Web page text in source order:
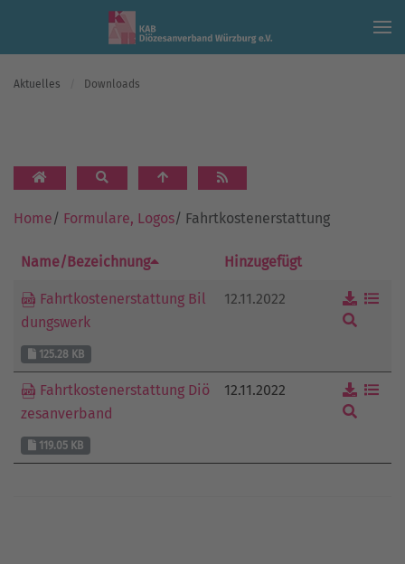
Skip to main content
Aktuelles Downloads
Home/ Formulare, Logos/ Fahrtkostenerstattung
Name/Bezeichnung Hinzugefügt
Fahrtkostenerstattung Bil
dungswerk
125.28 KB
12.11.2022
Fahrtkostenerstattung Diö
zesanverband
119.05 KB
12.11.2022